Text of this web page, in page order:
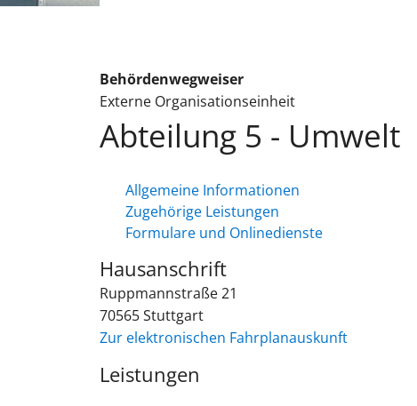
Behördenwegweiser
Externe Organisationseinheit
Abteilung 5 - Umwelt
Allgemeine Informationen
Zugehörige Leistungen
Formulare und Onlinedienste
Hausanschrift
Ruppmannstraße 21
70565Stuttgart
Zur elektronischen Fahrplanauskunft
Leistungen